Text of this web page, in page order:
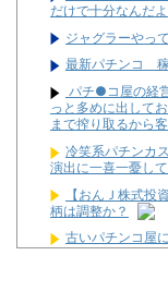
だけで十分なんだよ
ジャグラーやっ
最新パチンコ
パチ●コ屋の経
っと多めに出して
まで搾り取るから
冷笑系パチンカ
演出に一喜一憂し
【おんＪ株式
柄は調整か？
古いパチンコ屋